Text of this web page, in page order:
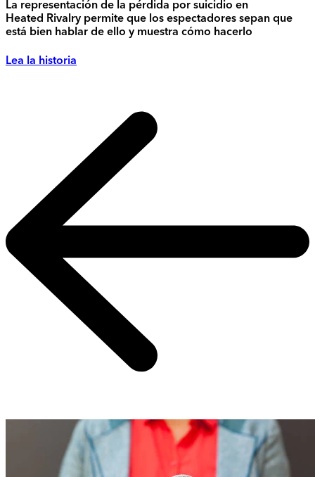
La representación de la pérdida por suicidio en
Heated Rivalry permite que los espectadores sepan que
está bien hablar de ello y muestra cómo hacerlo
Lea la historia